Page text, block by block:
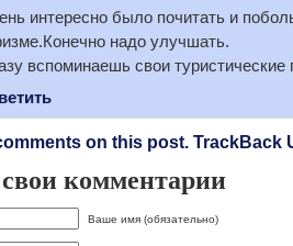
интересно было почитать и
надо улучшать.
вспоминаешь свои туристические
on this post. TrackBack
комментарии
Ваше имя (обязательно)